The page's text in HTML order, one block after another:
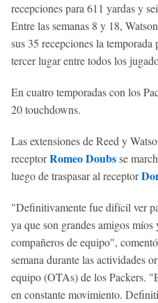
recepciones para 611 yardas y
Entre las semanas 8 y 18,
sus 35 recepciones la
tercer lugar entre todos los
En cuatro temporadas con los
20 touchdowns.
Las extensiones de Reed y
receptorRomeo Doubsse
luego de traspasar al receptor
"Definitivamente fue difícil ver
ya que son grandes amigos míos
compañeros de equipo",
semana durante las actividades
equipo (OTAs) de los Packers.
en constante movimiento.